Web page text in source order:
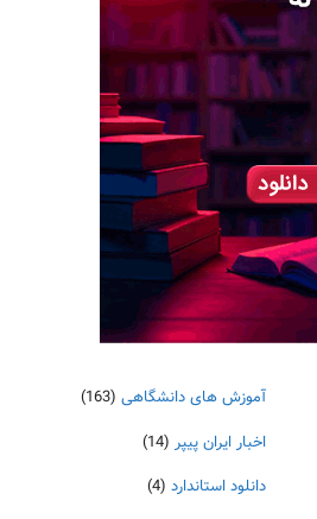
آموزش های دانشگاهی (163)
اخبار ایران پیپر (14)
دانلود استاندارد (4)